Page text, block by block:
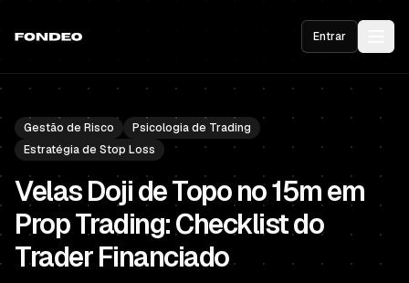
Entrar
Gestão de Risco
Psicologia de Trading
Estratégia de Stop Loss
Velas Doji de Topo no 15m em
Prop Trading: Checklist do
Trader Financiado